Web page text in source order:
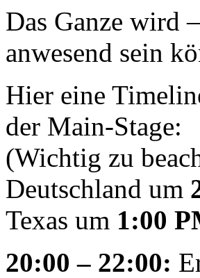
Das Ganze wird
anwesend sein
Hier eine
der Main-Stage:
(Wichtig zu
Deutschland um
Texas um 1:00
20:00 – 22:00: